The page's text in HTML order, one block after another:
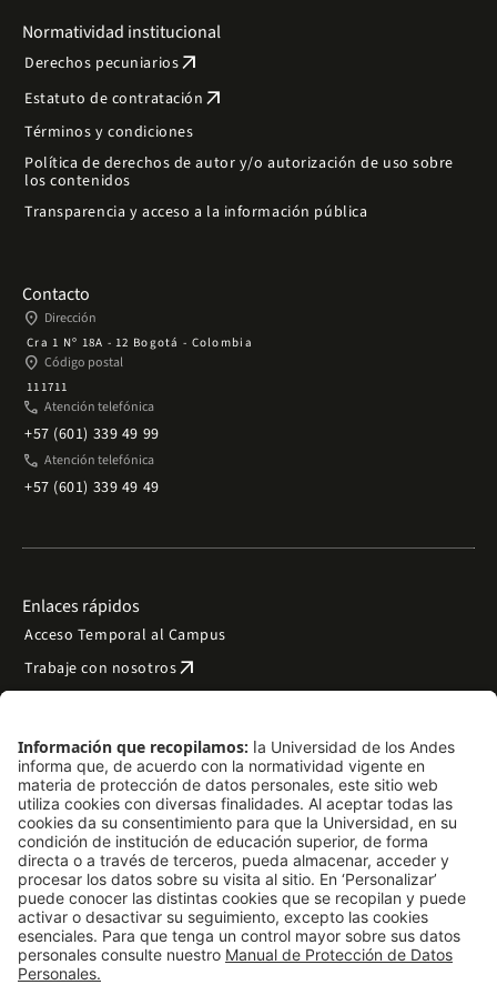
Normatividad institucional
Derechos pecuniariosarrow_outward
Estatuto de contratación arrow_outward
Términos y condiciones
Política de derechos de autor y/o autorización de uso sobre
los contenidos
Transparencia y acceso a la información pública
Contacto
place Dirección
Cra 1 Nº 18A - 12 Bogotá - Colombia
place Código postal
111711
phone Atención telefónica
+57 (601) 339 49 99
phone Atención telefónica
+57 (601) 339 49 49
Enlaces rápidos
Acceso Temporal al Campus
Trabaje con nosotrosarrow_outward
Preguntas frecuentes
Filantropía y donacionesarrow_outward
Mapa del sitio arrow_outward
Síguenos
LinkedIn
Instagram
Facebook